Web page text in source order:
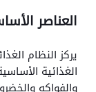
العناصر
يركز النظام
الغذائية
والفواكه